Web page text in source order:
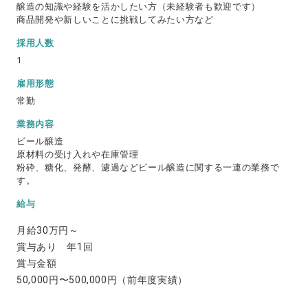
醸造の知識や経験を活かしたい方（未経験者も歓迎です）
商品開発や新しいことに挑戦してみたい方など
採用人数
1
雇用形態
常勤
業務内容
ビール醸造
原材料の受け入れや在庫管理
粉砕、糖化、発酵、濾過などビール醸造に関する一連の業務で
す。
給与
月給30万円～
賞与あり 年1回
賞与金額
50,000円〜500,000円（前年度実績）